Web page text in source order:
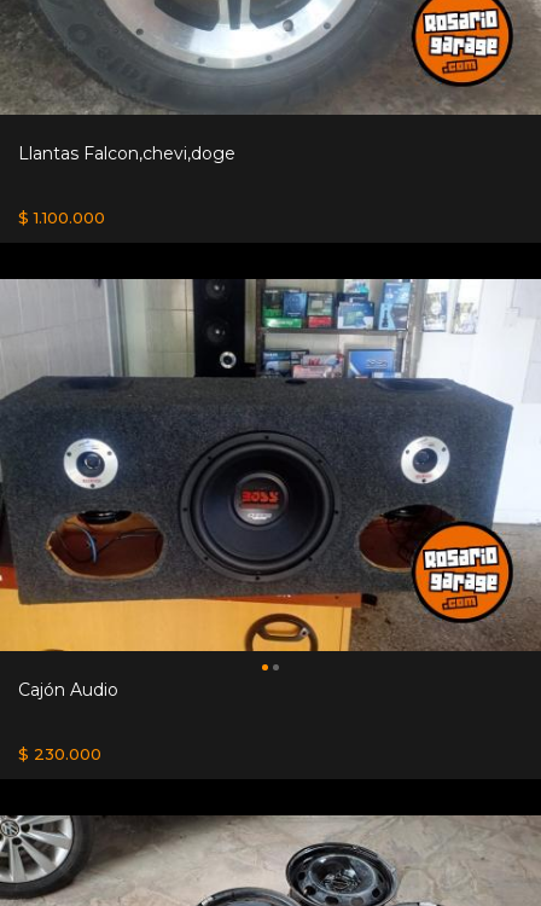
Llantas Falcon,chevi,doge
$ 1.100.000
Cajón Audio
$ 230.000